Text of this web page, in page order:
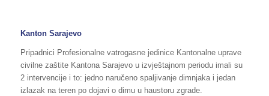
Kanton Sarajevo
Pripadnici Profesionalne vatrogasne jedinice Kantonalne uprave
civilne zaštite Kantona Sarajevo u izvještajnom periodu imali su
2 intervencije i to: jedno naručeno spaljivanje dimnjaka i jedan
izlazak na teren po dojavi o dimu u haustoru zgrade.